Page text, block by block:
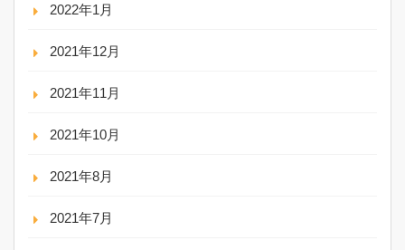
2022年1月
2021年12月
2021年11月
2021年10月
2021年8月
2021年7月